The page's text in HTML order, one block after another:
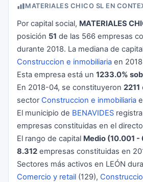
MATERIALES CHICO SL EN
Por capital social, MATERIALES
posición 51 de las 566 empresas
durante 2018. La mediana de
Construccion e inmobiliaria en
Esta empresa está un 1233.0%
En 2018-04, se constituyeron 2211
sector Construccion e inmobiliaria
El municipio de BENAVIDES
empresas constituidas en el
El rango de capital Medio (10.001
8.312 empresas constituidas en
Sectores más activos en LEÓN
Comercio y retail (129),